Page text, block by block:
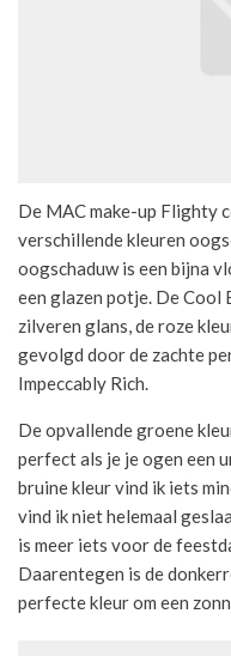
De MAC make-up Flighty
verschillende kleuren
oogschaduw is een bijna
een glazen potje. De Cool
zilveren glans, de roze
gevolgd door de zachte
Impeccably Rich.
De opvallende groene
perfect als je je ogen een
bruine kleur vind ik iets
vind ik niet helemaal
is meer iets voor de
Daarentegen is de
perfecte kleur om een